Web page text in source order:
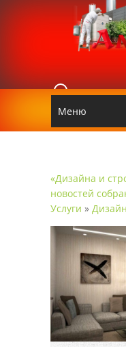
E-MAIL
Меню
«Дизайна и
новостей
Услуги » Дизайн